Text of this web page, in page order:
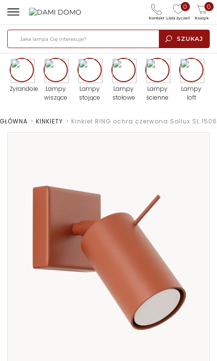
SZUKAJ
0
Lista życzeń
0
Koszyk
Kontakt
Żyrandole
Lampy
wiszące
Lampy
stojące
Lampy
stołowe
Lampy
ścienne
Lampy
loft
> KINKIETY > Kinkiet RING ochra czerwona Sollux SL.1506